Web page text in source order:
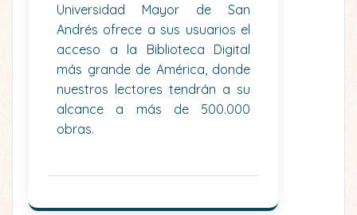
Universidad Mayor de San
Andrés ofrece a sus usuarios el
acceso a la Biblioteca Digital
más grande de América, donde
nuestros lectores tendrán a su
alcance a más de 500.000
obras.